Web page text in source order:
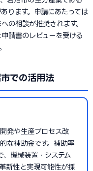
ります。申請にあたっては
の相談が推奨されます。
請書のレビューを受ける
での活用法
発や生産プロセス改
な補助金です。補助率
機械装置・システム
新性と実現可能性が採